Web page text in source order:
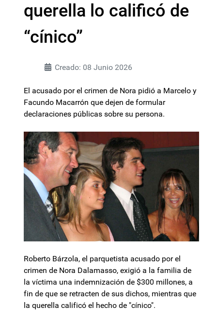
querella lo calificó de
“cínico”
Creado: 08 Junio 2026
El acusado por el crimen de Nora pidió a Marcelo y
Facundo Macarrón que dejen de formular
declaraciones públicas sobre su persona.
Roberto Bárzola, el parquetista acusado por el
crimen de Nora Dalamasso, exigió a la familia de
la víctima una indemnización de $300 millones, a
fin de que se retracten de sus dichos, mientras que
la querella calificó el hecho de "cínico".